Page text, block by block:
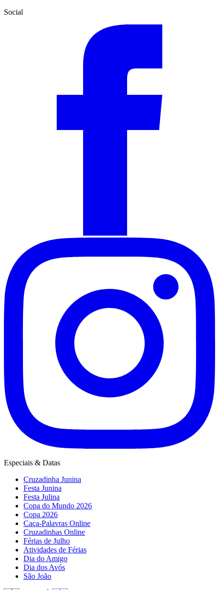
Social
Especiais & Datas
Cruzadinha Junina
Festa Junina
Festa Julina
Copa do Mundo 2026
Copa 2026
Caça-Palavras Online
Cruzadinhas Online
Férias de Julho
Atividades de Férias
Dia do Amigo
Dia dos Avós
São João